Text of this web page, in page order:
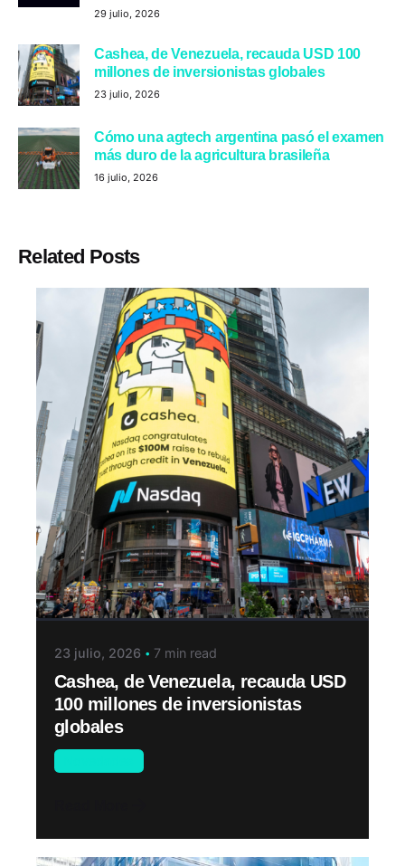
29 julio, 2026
Cashea, de Venezuela, recauda USD 100
millones de inversionistas globales
23 julio, 2026
Cómo una agtech argentina pasó el examen
más duro de la agricultura brasileña
16 julio, 2026
Related Posts
23 julio, 2026 7 min read
Cashea, de Venezuela, recauda USD
100 millones de inversionistas
globales